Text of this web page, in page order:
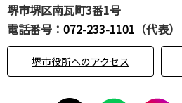
堺市堺区南瓦町3番1号
電話番号： 072-233-1101 （代表）
堺市役所へのアクセス